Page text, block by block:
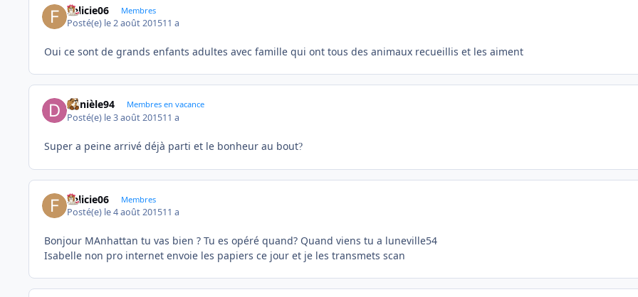
Felicie06 Membres
Posté(e) le 2 août 201511 a
Oui ce sont de grands enfants adultes avec famille qui ont tous des animaux recueillis et les aiment
Danièle94 Membres en vacance
Posté(e) le 3 août 201511 a
Super a peine arrivé déjà parti et le bonheur au bout?
Felicie06 Membres
Posté(e) le 4 août 201511 a
Bonjour MAnhattan tu vas bien ? Tu es opéré quand? Quand viens tu a luneville54
Isabelle non pro internet envoie les papiers ce jour et je les transmets scan